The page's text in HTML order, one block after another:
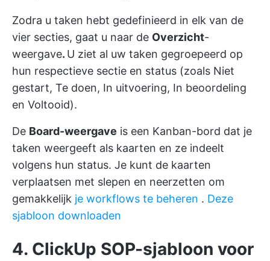
Zodra u taken hebt gedefinieerd in elk van de
vier secties, gaat u naar de Overzicht-
weergave. U ziet al uw taken gegroepeerd op
hun respectieve sectie en status (zoals Niet
gestart, Te doen, In uitvoering, In beoordeling
en Voltooid).
De Board-weergave is een Kanban-bord dat je
taken weergeeft als kaarten en ze indeelt
volgens hun status. Je kunt de kaarten
verplaatsen met slepen en neerzetten om
gemakkelijk je workflows te beheren . Deze
sjabloon downloaden
4. ClickUp SOP-sjabloon voor